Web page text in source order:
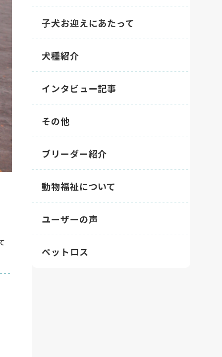
子犬お迎えにあたって
犬種紹介
インタビュー記事
その他
ブリーダー紹介
動物福祉について
ユーザーの声
ペットロス